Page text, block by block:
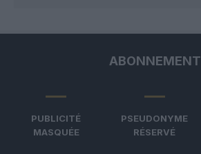
ABONNEMENT
PUBLICITÉ
MASQUÉE
PSEUDONYME
RÉSERVÉ